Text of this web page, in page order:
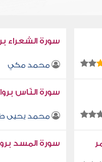
سورة
محمد مكي
سورة النّاس
محمد يحيى
سورة المسد